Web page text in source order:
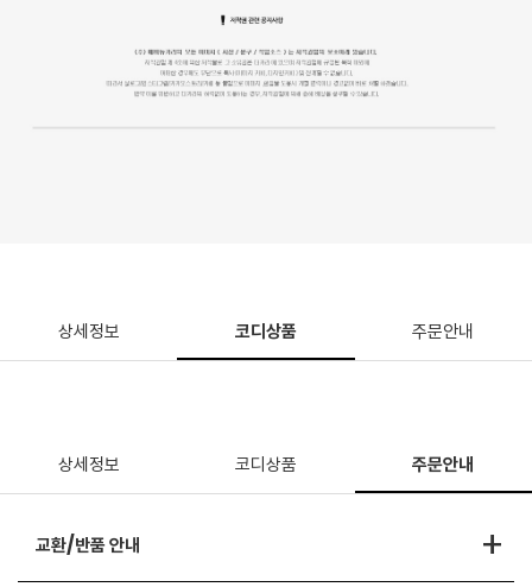
상세정보 코디상품 주문안내
상세정보 코디상품 주문안내
교환/반품 안내 +